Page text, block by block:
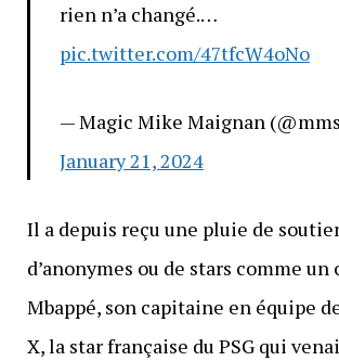
rien n’a changé.…
pic.twitter.com/47tfcW4oNo
— Magic Mike Maignan
January 21, 2024
Il a depuis reçu une pluie de
d’anonymes ou de stars comme
Mbappé, son capitaine en équipe
X, la star française du PSG qui